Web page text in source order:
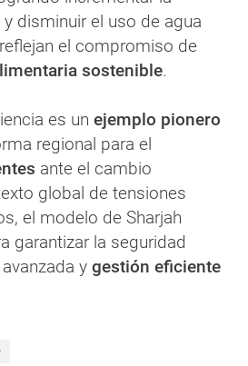
y disminuir el uso de agua
reflejan el compromiso de
sostenible.
es un ejemplo pionero
regional para el
ante el cambio
global de tensiones
el modelo de Sharjah
garantizar la seguridad
y gestión eficiente